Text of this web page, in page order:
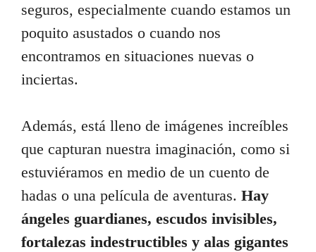
seguros, especialmente cuando estamos un
poquito asustados o cuando nos
encontramos en situaciones nuevas o
inciertas.
Además, está lleno de imágenes increíbles
que capturan nuestra imaginación, como si
estuviéramos en medio de un cuento de
hadas o una película de aventuras. Hay
ángeles guardianes, escudos invisibles,
fortalezas indestructibles y alas gigantes